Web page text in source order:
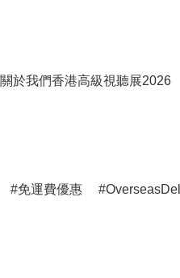
關於我們香港高級視聽展2026
免運費優惠